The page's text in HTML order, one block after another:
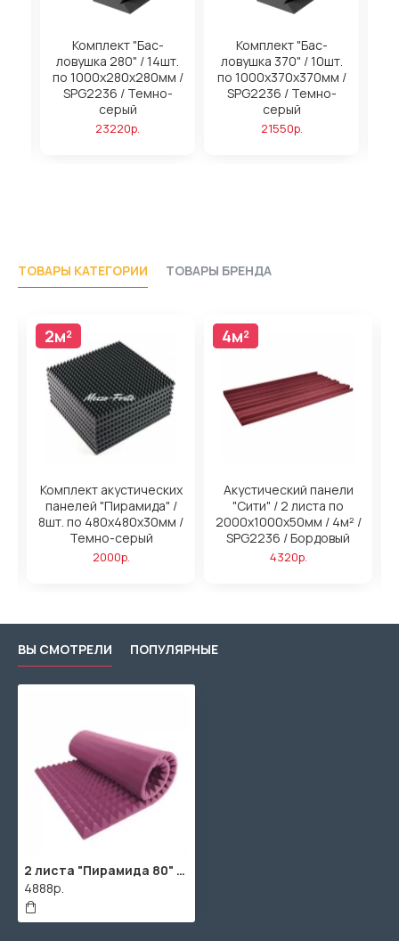
Комплект "Бас-
ловушка 280" / 14шт.
по 1000х280х280мм /
SPG2236 / Темно-
серый
23220р.
Комплект "Бас-
ловушка 370" / 10шт.
по 1000х370х370мм /
SPG2236 / Темно-
серый
21550р.
ТОВАРЫ КАТЕГОРИИ ТОВАРЫ БРЕНДА
2м²
Комплект акустических
панелей "Пирамида" /
8шт. по 480x480х30мм /
Темно-серый
2000р.
4м²
4м²
Акустический панели
"Сити" / 2 листа по
2000х1000х50мм / 4м² /
SPG2236 / Бордовый
4320р.
ВЫ СМОТРЕЛИ ПОПУЛЯРНЫЕ
2 листа "Пирамида 80" / 2шт. по 1920х960х95мм / 4м² / SPG2236 / Фиолетовый
4888р.